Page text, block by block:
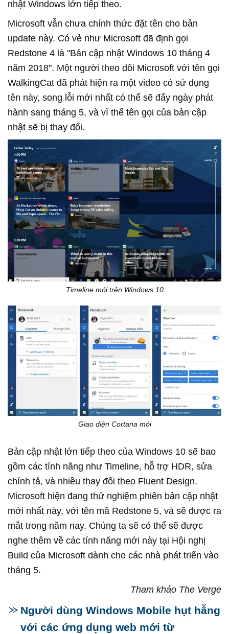
nhật Windows lớn tiếp theo.
Microsoft vẫn chưa chính thức đặt tên cho bản
update này. Có vẻ như Microsoft đã định gọi
Redstone 4 là "Bản cập nhật Windows 10 tháng 4
năm 2018". Một người theo dõi Microsoft với tên gọi
WalkingCat đã phát hiện ra một video có sử dụng
tên này, song lỗi mới nhất có thể sẽ đẩy ngày phát
hành sang tháng 5, và vì thế tên gọi của bản cập
nhật sẽ bị thay đổi.
Timeline mới trên Windows 10
Giao diện Cortana mới
Bản cập nhật lớn tiếp theo của Windows 10 sẽ bao
gồm các tính năng như Timeline, hỗ trợ HDR, sửa
chính tả, và nhiều thay đổi theo Fluent Design.
Microsoft hiện đang thử nghiệm phiên bản cập nhật
mới nhất này, với tên mã Redstone 5, và sẽ được ra
mắt trong năm nay. Chúng ta sẽ có thể sẽ được
nghe thêm về các tính năng mới này tại Hội nghị
Build của Microsoft dành cho các nhà phát triển vào
tháng 5.
Tham khảo The Verge
Người dùng Windows Mobile hụt hẫng
với các ứng dụng web mới từ